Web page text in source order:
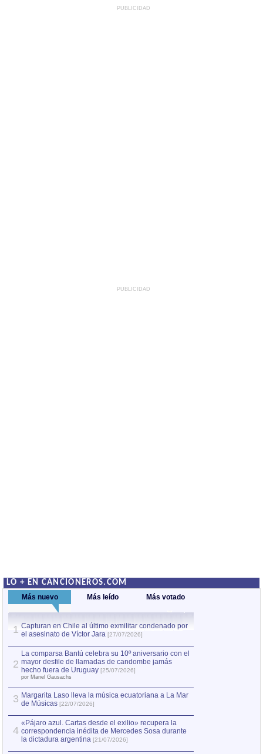
PUBLICIDAD
PUBLICIDAD
LO + EN CANCIONEROS.COM
Más nuevo Más leído Más votado
1 Capturan en Chile al último exmilitar condenado por
el asesinato de Víctor Jara [27/07/2026]
2
La comparsa Bantú celebra su 10º aniversario con el
mayor desfile de llamadas de candombe jamás
hecho fuera de Uruguay [25/07/2026]
por Manel Gausachs
3 Margarita Laso lleva la música ecuatoriana a La Mar
de Músicas [22/07/2026]
4
«Pájaro azul. Cartas desde el exilio» recupera la
correspondencia inédita de Mercedes Sosa durante
la dictadura argentina [21/07/2026]